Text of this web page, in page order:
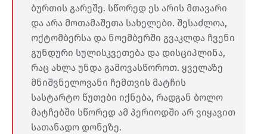
ბურთის გარეშე. სწორედ ეს არის მთავარი
და არა მოთამაშეთა სახელები. შესაძლოა,
ოქტომბერსა და ნოემბერში გვაკლდა ჩვენი
გუნდური სულისკვეთება და დისციპლინა,
რაც ახლა უნდა გამოვასწოროთ. ყველაზე
მნიშვნელოვანი ჩემთვის მატჩის
სასტარტო წუთები იქნება, რადგან ბოლო
მატჩებში სწორედ ამ პერიოდში არ ვიყავით
სათანადო დონეზე.